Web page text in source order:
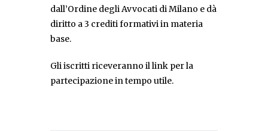
dall’Ordine degli Avvocati di Milano e dà
diritto a 3 crediti formativi in materia
base.
Gli iscritti riceveranno il link per la
partecipazione in tempo utile.